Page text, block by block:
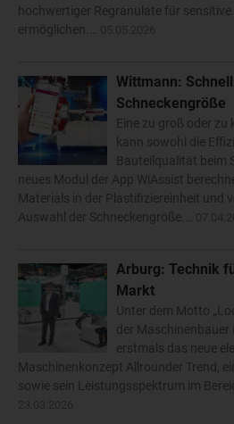
hochwertiger Regranulate für
ermöglichen.…
Wittmann:
Schneckengröße
Eine zu groß oder zu
kann sowohl die
Bauteilqualität beim
neues Modul der App WiAssist
Materials in der Plastifiziereinheit und
Auswahl der Schneckengröße.…
Arburg: Technik
Markt
Unter dem Motto
der Maschinenbauer
erstmals das neue
Maschinenkonzept Allrounder Trend,
sowie sein Leistungsspektrum im